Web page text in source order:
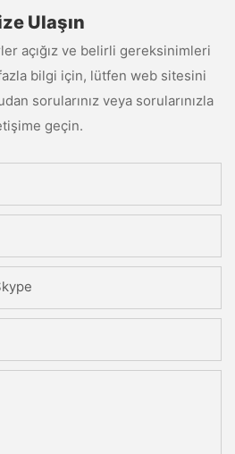
Ulaşın
açığız ve belirli gereksinimleri
bilgi için, lütfen web sitesini
sorularınız veya sorularınızla
geçin.